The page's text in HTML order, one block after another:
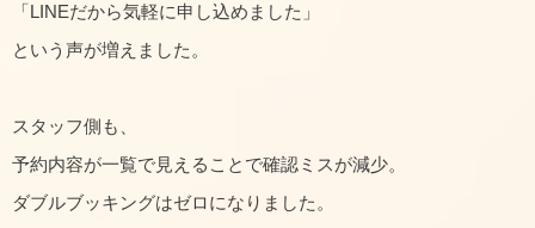
「LINEだから気軽に申し込めました」
という声が増えました。
スタッフ側も、
予約内容が一覧で見えることで確認ミスが減少。
ダブルブッキングはゼロになりました。